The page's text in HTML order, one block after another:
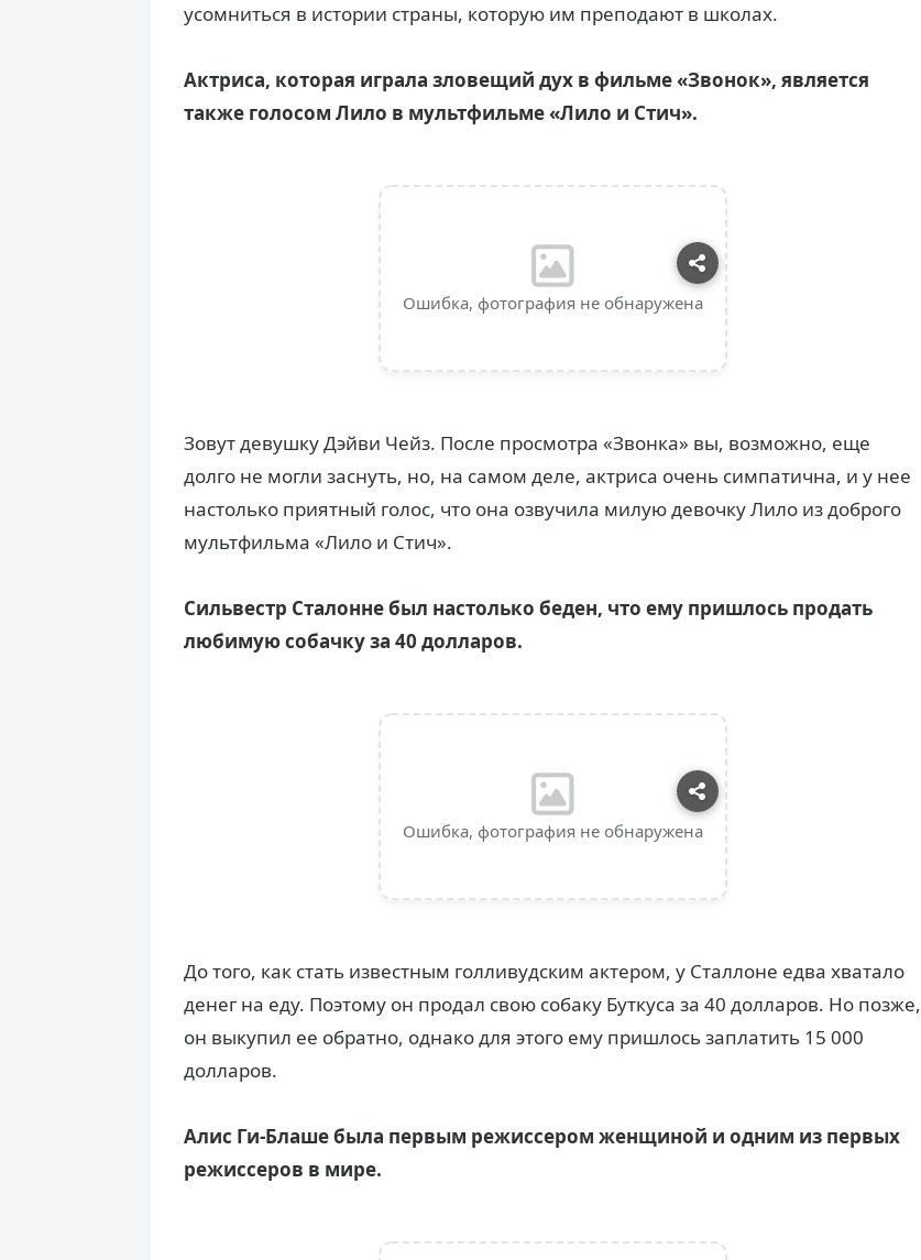
усомниться в истории страны, которую им преподают в школах.
Актриса, которая играла зловещий дух в фильме «Звонок», является
также голосом Лило в мультфильме «Лило и Стич».
Ошибка, фотография не обнаружена
Зовут девушку Дэйви Чейз. После просмотра «Звонка» вы, возможно, еще
долго не могли заснуть, но, на самом деле, актриса очень симпатична, и у нее
настолько приятный голос, что она озвучила милую девочку Лило из доброго
мультфильма «Лило и Стич».
Сильвестр Сталонне был настолько беден, что ему пришлось продать
любимую собачку за 40 долларов.
Ошибка, фотография не обнаружена
До того, как стать известным голливудским актером, у Сталлоне едва хватало
денег на еду. Поэтому он продал свою собаку Буткуса за 40 долларов. Но позже,
он выкупил ее обратно, однако для этого ему пришлось заплатить 15 000
долларов.
Алис Ги-Блаше была первым режиссером женщиной и одним из первых
режиссеров в мире.